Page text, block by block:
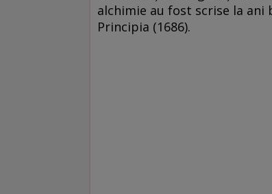
alchimie au fost scrise la
Principia (1686).